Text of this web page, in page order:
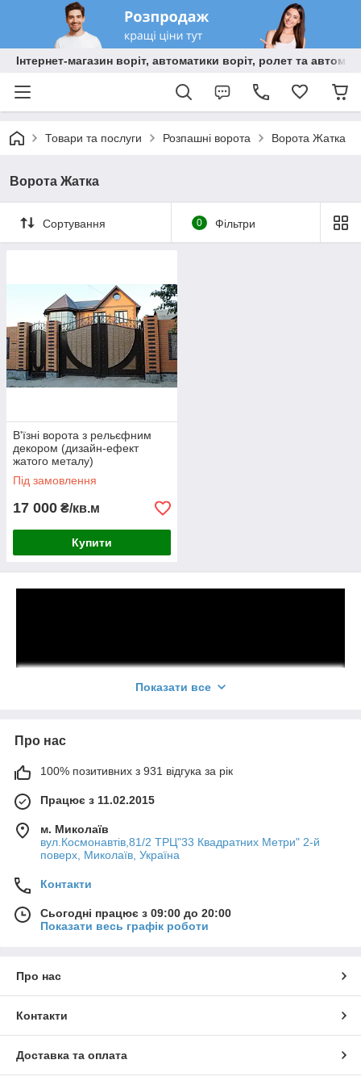
Інтернет-магазин воріт, автоматики воріт, ролет та
Товари та послуги Розпашні ворота Ворота Жатка
Ворота Жатка
Сортування 0 Фільтри
В'їзні ворота з рельєфним
декором (дизайн-ефект
жатого металу)
Під замовлення
17 000 ₴/кв.м
Купити
Показати все
Про нас
100% позитивних з 931 відгука за рік
Працює з 11.02.2015
м. Миколаїв
вул.Космонавтів,81/2 ТРЦ"33 Квадратних Метри" 2-й
поверх, Миколаїв, Україна
Контакти
Сьогодні працює з 09:00 до 20:00
Показати весь графік роботи
Про нас
Контакти
Доставка та оплата